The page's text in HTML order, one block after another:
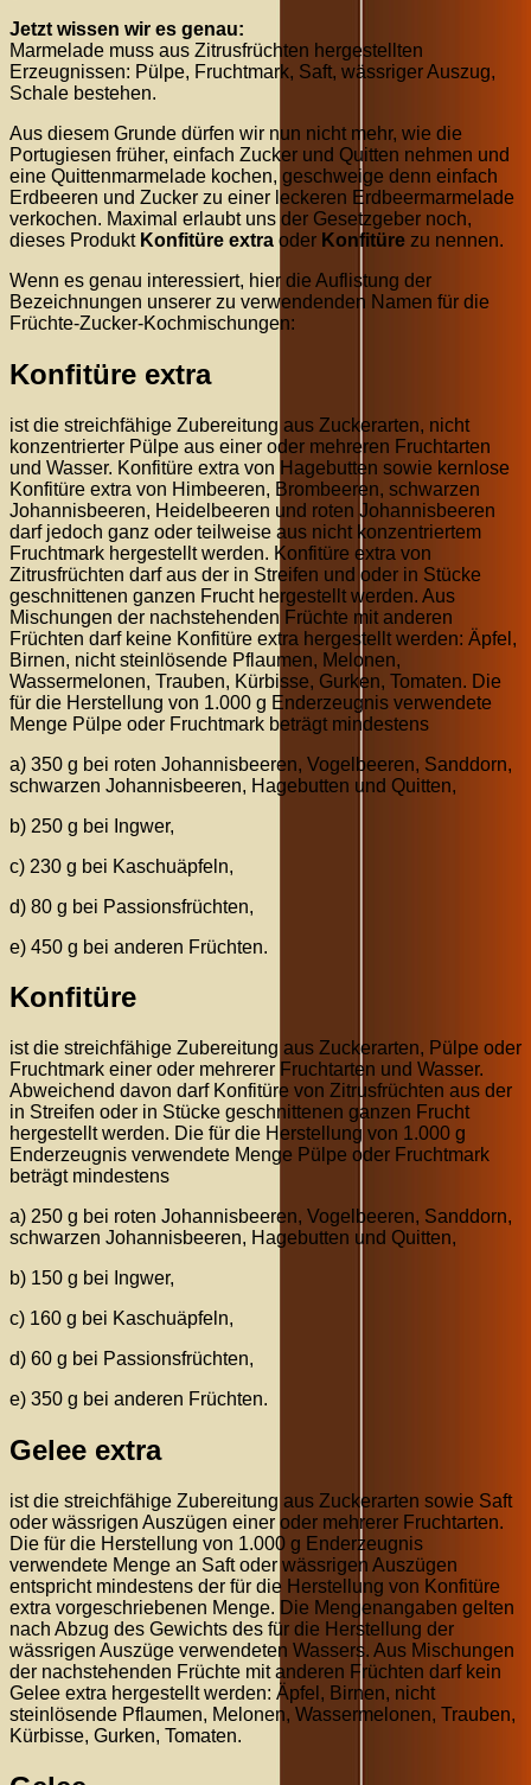
Jetzt wissen wir es genau:
Marmelade muss aus Zitrusfrüchten hergestellten
Erzeugnissen: Pülpe, Fruchtmark, Saft, wässriger Auszug,
Schale bestehen.
Aus diesem Grunde dürfen wir nun nicht mehr, wie die
Portugiesen früher, einfach Zucker und Quitten nehmen und
eine Quittenmarmelade kochen, geschweige denn einfach
Erdbeeren und Zucker zu einer leckeren Erdbeermarmelade
verkochen. Maximal erlaubt uns der Gesetzgeber noch,
dieses Produkt Konfitüre extra oder Konfitüre zu nennen.
Wenn es genau interessiert, hier die Auflistung der
Bezeichnungen unserer zu verwendenden Namen für die
Früchte-Zucker-Kochmischungen:
Konfitüre extra
ist die streichfähige Zubereitung aus Zuckerarten, nicht
konzentrierter Pülpe aus einer oder mehreren Fruchtarten
und Wasser. Konfitüre extra von Hagebutten sowie kernlose
Konfitüre extra von Himbeeren, Brombeeren, schwarzen
Johannisbeeren, Heidelbeeren und roten Johannisbeeren
darf jedoch ganz oder teilweise aus nicht konzentriertem
Fruchtmark hergestellt werden. Konfitüre extra von
Zitrusfrüchten darf aus der in Streifen und oder in Stücke
geschnittenen ganzen Frucht hergestellt werden. Aus
Mischungen der nachstehenden Früchte mit anderen
Früchten darf keine Konfitüre extra hergestellt werden: Äpfel,
Birnen, nicht steinlösende Pflaumen, Melonen,
Wassermelonen, Trauben, Kürbisse, Gurken, Tomaten. Die
für die Herstellung von 1.000 g Enderzeugnis verwendete
Menge Pülpe oder Fruchtmark beträgt mindestens
a) 350 g bei roten Johannisbeeren, Vogelbeeren, Sanddorn,
schwarzen Johannisbeeren, Hagebutten und Quitten,
b) 250 g bei Ingwer,
c) 230 g bei Kaschuäpfeln,
d) 80 g bei Passionsfrüchten,
e) 450 g bei anderen Früchten.
Konfitüre
ist die streichfähige Zubereitung aus Zuckerarten, Pülpe oder
Fruchtmark einer oder mehrerer Fruchtarten und Wasser.
Abweichend davon darf Konfitüre von Zitrusfrüchten aus der
in Streifen oder in Stücke geschnittenen ganzen Frucht
hergestellt werden. Die für die Herstellung von 1.000 g
Enderzeugnis verwendete Menge Pülpe oder Fruchtmark
beträgt mindestens
a) 250 g bei roten Johannisbeeren, Vogelbeeren, Sanddorn,
schwarzen Johannisbeeren, Hagebutten und Quitten,
b) 150 g bei Ingwer,
c) 160 g bei Kaschuäpfeln,
d) 60 g bei Passionsfrüchten,
e) 350 g bei anderen Früchten.
Gelee extra
ist die streichfähige Zubereitung aus Zuckerarten sowie Saft
oder wässrigen Auszügen einer oder mehrerer Fruchtarten.
Die für die Herstellung von 1.000 g Enderzeugnis
verwendete Menge an Saft oder wässrigen Auszügen
entspricht mindestens der für die Herstellung von Konfitüre
extra vorgeschriebenen Menge. Die Mengenangaben gelten
nach Abzug des Gewichts des für die Herstellung der
wässrigen Auszüge verwendeten Wassers. Aus Mischungen
der nachstehenden Früchte mit anderen Früchten darf kein
Gelee extra hergestellt werden: Äpfel, Birnen, nicht
steinlösende Pflaumen, Melonen, Wassermelonen, Trauben,
Kürbisse, Gurken, Tomaten.